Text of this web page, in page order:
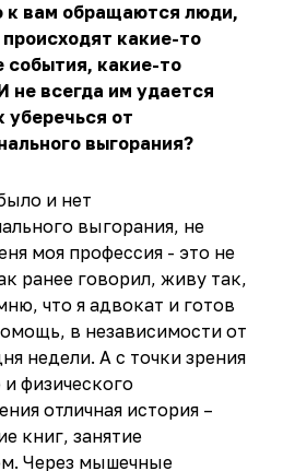
к вам обращаются люди,
происходят какие-то
события, какие-то
не всегда им удается
уберечься от
выгорания?
и нет
выгорания, не
моя профессия - это не
ранее говорил, живу так,
что я адвокат и готов
в независимости от
недели. А с точки зрения
физического
отличная история –
книг, занятие
Через мышечные